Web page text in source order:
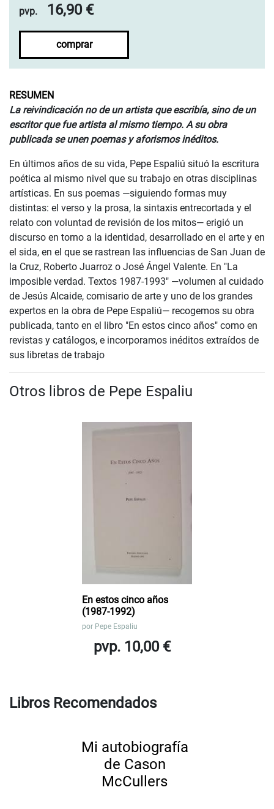
pvp.
16,90 €
comprar
RESUMEN
La reivindicación no de un artista que escribía, sino de un
escritor que fue artista al mismo tiempo. A su obra
publicada se unen poemas y aforismos inéditos.
En últimos años de su vida, Pepe Espaliú situó la escritura
poética al mismo nivel que su trabajo en otras disciplinas
artísticas. En sus poemas —siguiendo formas muy
distintas: el verso y la prosa, la sintaxis entrecortada y el
relato con voluntad de revisión de los mitos— erigió un
discurso en torno a la identidad, desarrollado en el arte y en
el sida, en el que se rastrean las influencias de San Juan de
la Cruz, Roberto Juarroz o José Ángel Valente. En "La
imposible verdad. Textos 1987-1993" —volumen al cuidado
de Jesús Alcaide, comisario de arte y uno de los grandes
expertos en la obra de Pepe Espaliú— recogemos su obra
publicada, tanto en el libro "En estos cinco años" como en
revistas y catálogos, e incorporamos inéditos extraídos de
sus libretas de trabajo
Otros libros de Pepe Espaliu
En estos cinco años
(1987-1992)
por Pepe Espaliu
pvp. 10,00 €
Libros Recomendados
Mi autobiografía
de Cason
McCullers